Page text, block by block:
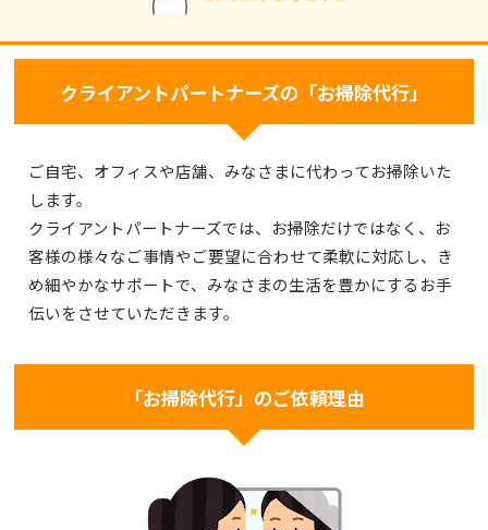
クライアントパートナーズの「お掃除代行」
ご自宅、オフィスや店舗、みなさまに代わってお掃除いた
します。
クライアントパートナーズでは、お掃除だけではなく、お
客様の様々なご事情やご要望に合わせて柔軟に対応し、き
め細やかなサポートで、みなさまの生活を豊かにするお手
伝いをさせていただきます。
「お掃除代行」のご依頼理由